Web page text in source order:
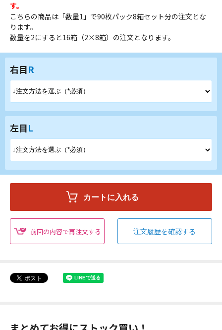
す。
こちらの商品は「数量1」で90枚パック8箱セット分の注文とな
ります。
数量を2にすると16箱（2×8箱）の注文となります。
右目R
左目L
前回の内容で再注文する 注文履歴を確認する